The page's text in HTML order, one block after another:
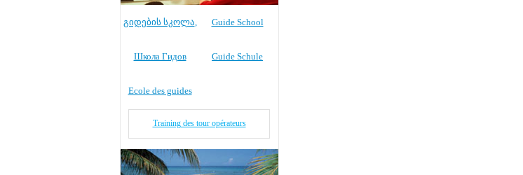
გიდების სკოლა, Guide School
Школа Гидов Guide Schule
Ecole des guides
Training des tour opérateurs